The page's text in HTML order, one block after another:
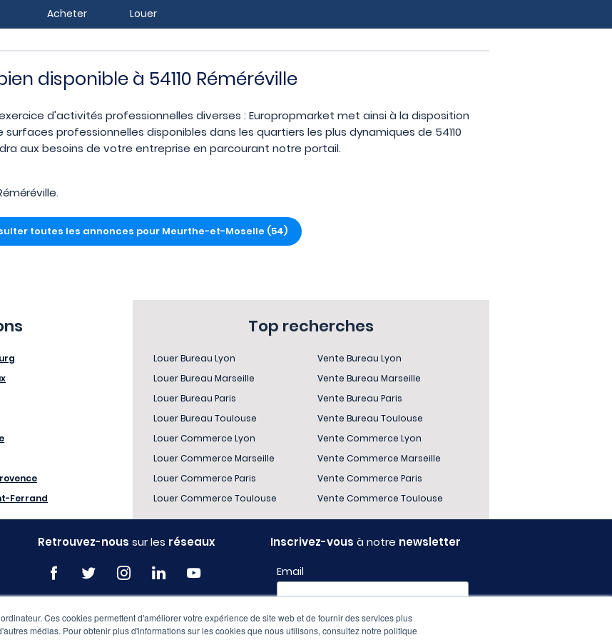
Ces cookies permettent d'améliorer votre expérience de site web et de fournir des services plus
médias. Pour obtenir plus d'informations sur les cookies que nous utilisons, consultez notre politique
Acheter Louer
disponible à 54110 Réméréville
d'activités professionnelles diverses : Europropmarket met ainsi à la disposition
professionnelles disponibles dans les quartiers les plus dynamiques de 54110
aux besoins de votre entreprise en parcourant notre portail.
toutes les annonces pour Meurthe-et-Moselle (54)
Ferrand
Top recherches
Louer Bureau Lyon
Louer Bureau Marseille
Louer Bureau Paris
Louer Bureau Toulouse
Louer Commerce Lyon
Louer Commerce Marseille
Louer Commerce Paris
Louer Commerce Toulouse
Vente Bureau Lyon
Vente Bureau Marseille
Vente Bureau Paris
Vente Bureau Toulouse
Vente Commerce Lyon
Vente Commerce Marseille
Vente Commerce Paris
Vente Commerce Toulouse
Retrouvez-nous sur les réseaux Inscrivez-vous à notre newsletter
Email
Profil